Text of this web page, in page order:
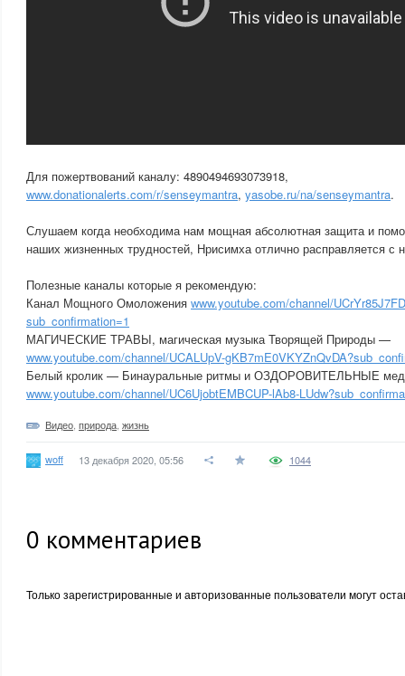
Для пожертвований каналу: 4890494693073918,
www.donationalerts.com/r/senseymantra, yasobe.ru/na/senseymantra.
Слушаем когда необходима нам мощная абсолютная защита и
наших жизненных трудностей, Нрисимха отлично расправляется
Полезные каналы которые я рекомендую:
Канал Мощного Омоложения www.youtube.com/channel/
sub_confirmation=1
МАГИЧЕСКИЕ ТРАВЫ, магическая музыка Творящей Природы —
www.youtube.com/channel/UCALUpV-
Белый кролик — Бинауральные ритмы и ОЗДОРОВИТЕЛЬНЫЕ
www.youtube.com/channel/UC6UjobtEMBCUP-lAb8-
Видео природа жизнь
woff 13 декабря 2020, 05:56 1044
0 комментариев
Только зарегистрированные и авторизованные пользователи могут